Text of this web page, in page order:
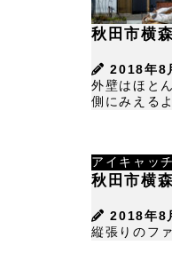
秋田市横
2018年8
外壁はほと
側にみえる
アイキャッ
秋田市横
2018年8
縦張りのフ